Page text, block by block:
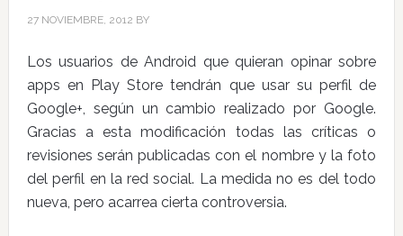
27 NOVIEMBRE, 2012 BY
Los usuarios de Android que quieran opinar sobre
apps en Play Store tendrán que usar su perfil de
Google+, según un cambio realizado por Google.
Gracias a esta modificación todas las críticas o
revisiones serán publicadas con el nombre y la foto
del perfil en la red social. La medida no es del todo
nueva, pero acarrea cierta controversia.